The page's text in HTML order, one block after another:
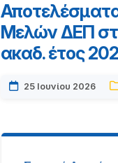
Μελών ΔΕΠ
ακαδ. έτος
25 Ιουνίου 2026